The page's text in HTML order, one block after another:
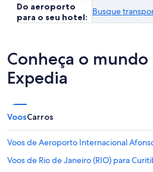
Do aeroporto
para o seu hotel:
Busque
Conheça o mundo
Expedia
VoosCarros
Voos de Aeroporto Internacional
Voos de Rio de Janeiro (RIO) para